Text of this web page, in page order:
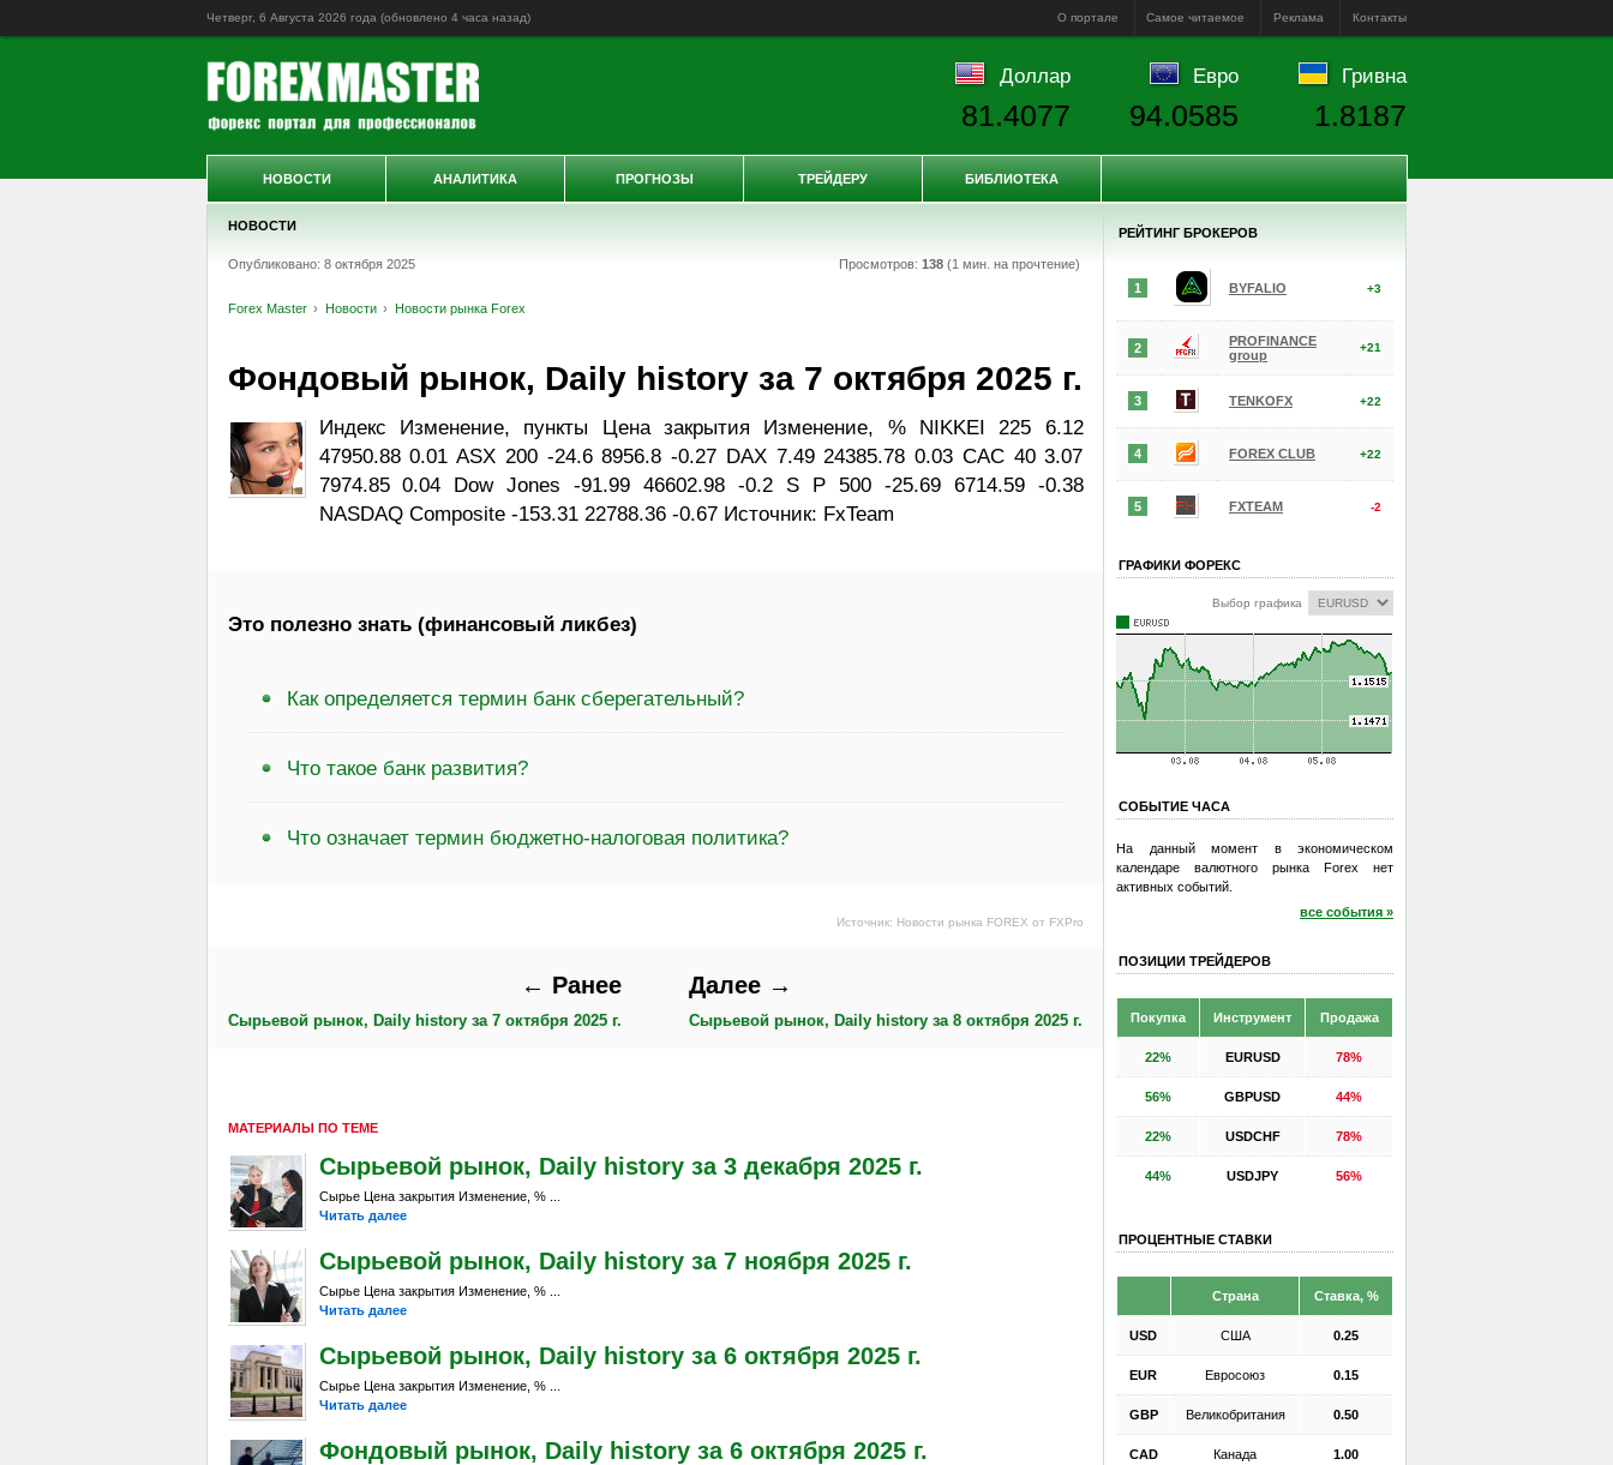
Четверг, 6 Августа 2026 года (обновлено 4 часа назад) О портале Самое читаемое Реклама Контакты
НОВОСТИ
Опубликовано: 8 октября 2025 Просмотров: 138(1 мин. на прочтение)
Forex Master Новости Новости рынка Forex
Фондовый рынок, Daily history за 7 октября 2025 г.
Индекс Изменение, пункты Цена закрытия Изменение, % NIKKEI 225 6.12
47950.88 0.01 ASX 200 -24.6 8956.8 -0.27 DAX 7.49 24385.78 0.03 CAC 40 3.07
7974.85 0.04 Dow Jones -91.99 46602.98 -0.2 S P 500 -25.69 6714.59 -0.38
NASDAQ Composite -153.31 22788.36 -0.67 Источник: FxTeam
Это полезно знать (финансовый ликбез)
Как определяется термин банк сберегательный?
Что такое банк развития?
Что означает термин бюджетно-налоговая политика?
Источник: Новости рынка FOREX от FXPro
← Ранее
Сырьевой рынок, Daily history за 7 октября 2025 г.
Далее →
Сырьевой рынок, Daily history за 8 октября 2025 г.
МАТЕРИАЛЫ ПО ТЕМЕ
Сырьевой рынок, Daily history за 3 декабря 2025 г.
Сырье Цена закрытия Изменение, % ...
Читать далее
Сырьевой рынок, Daily history за 7 ноября 2025 г.
Сырье Цена закрытия Изменение, % ...
Читать далее
Сырьевой рынок, Daily history за 6 октября 2025 г.
Сырье Цена закрытия Изменение, % ...
Читать далее
Фондовый рынок, Daily history за 6 октября 2025 г.
РЕЙТИНГ БРОКЕРОВ
1 BYFALIO +3
2
PROFINANCE
group
+21
3 TENKOFX +22
4 FOREX CLUB +22
5 FXTEAM -2
ГРАФИКИ ФОРЕКС
Выбор графика
СОБЫТИЕ ЧАСА
На данный момент в экономическом
календаре валютного рынка Forex нет
активных событий.
все события »
ПОЗИЦИИ ТРЕЙДЕРОВ
Покупка Инструмент Продажа
22% EURUSD 78%
56% GBPUSD 44%
22% USDCHF 78%
44% USDJPY 56%
ПРОЦЕНТНЫЕ СТАВКИ
Страна Ставка, %
USD США 0.25
EUR Евросоюз 0.15
GBP Великобритания 0.50
CAD Канада 1.00
Доллар
81.4077
Евро
94.0585
Гривна
1.8187
НОВОСТИ АНАЛИТИКА ПРОГНОЗЫ ТРЕЙДЕРУ БИБЛИОТЕКА